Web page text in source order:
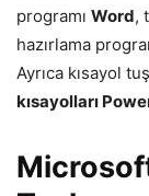
programı Word,
hazırlama
Ayrıca kısayol
kısayolları